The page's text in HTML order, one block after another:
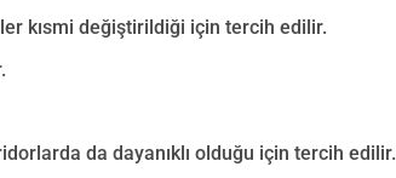
kısmi değiştirildiği için tercih edilir.
da dayanıklı olduğu için tercih edilir.